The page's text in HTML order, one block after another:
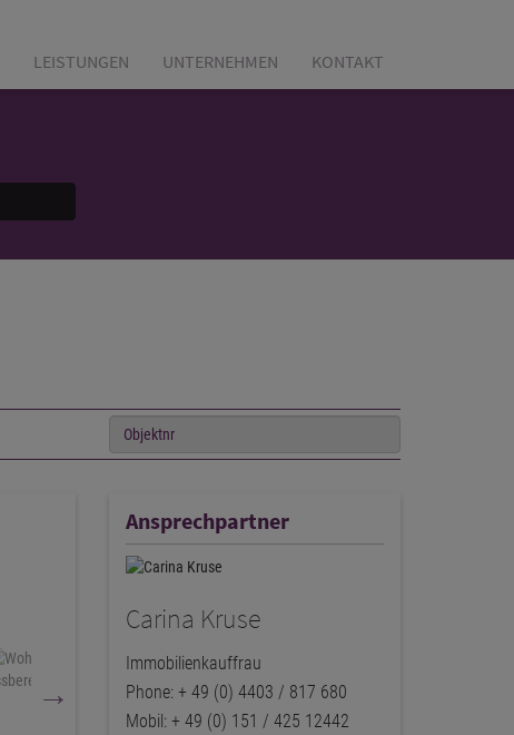
LEISTUNGEN UNTERNEHMEN KONTAKT
Ansprechpartner
Carina Kruse
Immobilienkauffrau
Phone: + 49 (0) 4403 / 817 680
Mobil: + 49 (0) 151 / 425 12442